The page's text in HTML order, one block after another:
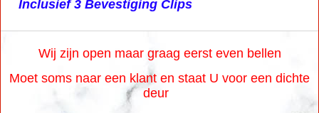
Inclusief 3 Bevestiging Clips
Wij zijn open maar graag eerst even bellen
Moet soms naar een klant en staat U voor een dichte
deur